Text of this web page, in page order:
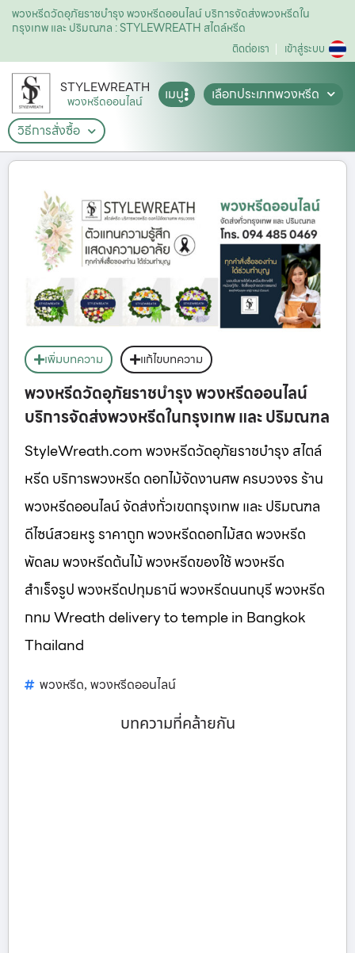
พวงหรีดวัดอุภัยราชบำรุง พวงหรีดออนไลน์ บริการจัดส่งพวงหรีดใน
กรุงเทพ และ ปริมณฑล : STYLEWREATH สไตล์หรีด
ติดต่อเรา เข้าสู่ระบบ
STYLEWREATH
พวงหรีดออนไลน์ เมนู
เลือกประเภทพวงหรีด
วิธีการสั่งซื้อ
เพิ่มบทความ แก้ไขบทความ
พวงหรีดวัดอุภัยราชบำรุง พวงหรีดออนไลน์
บริการจัดส่งพวงหรีดในกรุงเทพ และ ปริมณฑล
StyleWreath.com พวงหรีดวัดอุภัยราชบำรุง สไตล์
หรีด บริการพวงหรีด ดอกไม้จัดงานศพ ครบวงจร ร้าน
พวงหรีดออนไลน์ จัดส่งทั่วเขตกรุงเทพ และ ปริมณฑล
ดีไซน์สวยหรู ราคาถูก พวงหรีดดอกไม้สด พวงหรีด
พัดลม พวงหรีดต้นไม้ พวงหรีดของใช้ พวงหรีด
สำเร็จรูป พวงหรีดปทุมธานี พวงหรีดนนทบุรี พวงหรีด
กทม Wreath delivery to temple in Bangkok
Thailand
พวงหรีด, พวงหรีดออนไลน์
บทความที่คล้ายกัน